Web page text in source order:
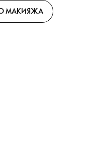
МАКИЯЖА